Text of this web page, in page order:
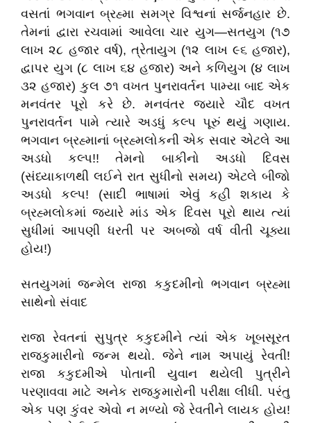
વસતાં ભગવાન બ્રહ્મા સમગ્ર વિશ્વનાં સર્જનહાર છે.
તેમનાં દ્વારા રચવામાં આવેલા ચાર યુગ—સતયુગ (૧૭
લાખ ૨૮ હજાર વર્ષ), ત્રેતાયુગ (૧૨ લાખ ૯૬ હજાર),
દ્વાપર યુગ (૮ લાખ ૬૪ હજાર) અને કળિયુગ (૪ લાખ
૩૨ હજાર) કુલ ૭૧ વખત પુનરાવર્તન પામ્યા બાદ એક
મનવંતર પૂરો કરે છે. મનવંતર જ્યારે ચૌદ વખત
પુનરાવર્તન પામે ત્યારે અડધું કલ્પ પૂરું થયું ગણાય.
ભગવાન બ્રહ્માનાં બ્રહ્મલોકની એક સવાર એટલે આ
અડધો કલ્પ!! તેમનો બાકીનો અડધો દિવસ
(સંધ્યાકાળથી લઈને રાત સુધીનો સમય) એટલે બીજો
અડધો કલ્પ! (સાદી ભાષામાં એવું કહી શકાય કે
બ્રહ્મલોકમાં જ્યારે માંડ એક દિવસ પૂરો થાય ત્યાં
સુધીમાં આપણી ધરતી પર અબજો વર્ષ વીતી ચૂક્યા
હોય!)
સતયુગમાં જન્મેલ રાજા કકુદમીનો ભગવાન બ્રહ્મા
સાથેનો સંવાદ
રાજા રેવતનાં સુપુત્ર કકુદમીને ત્યાં એક ખૂબસૂરત
રાજકુમારીનો જન્મ થયો. જેને નામ અપાયું રેવતી!
રાજા કકુદમીએ પોતાની યુવાન થયેલી પુત્રીને
પરણાવવા માટે અનેક રાજકુમારોની પરીક્ષા લીધી. પરંતુ
એક પણ કુંવર એવો ન મળ્યો જે રેવતીને લાયક હોય!